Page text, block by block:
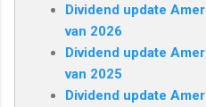
Dividend update
van 2026
Dividend update
van 2025
Dividend update